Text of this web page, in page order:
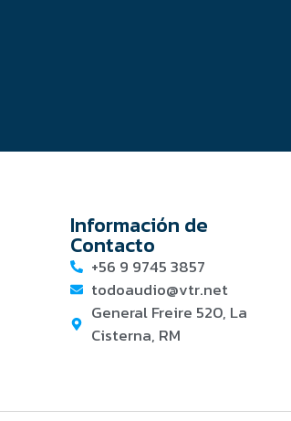
Información de
Contacto
+56 9 9745 3857
todoaudio@vtr.net
General Freire 520, La
Cisterna, RM